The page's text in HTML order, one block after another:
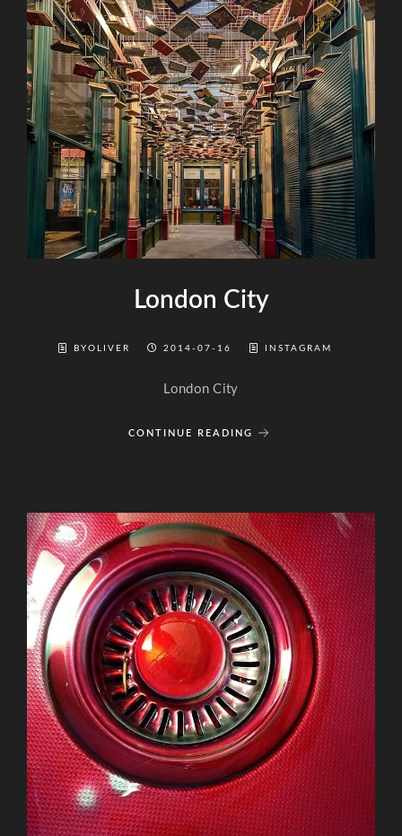
London City
BYOLIVER 2014-07-16 INSTAGRAM
London City
CONTINUE READING